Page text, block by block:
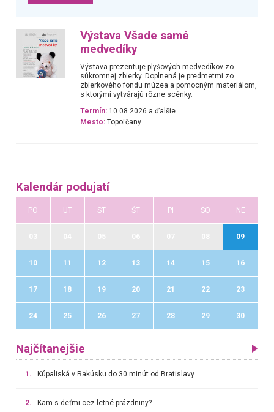
Výstava Všade samé
medvedíky
Výstava prezentuje plyšových medvedíkov zo
súkromnej zbierky. Doplnená je predmetmi zo
zbierkového fondu múzea a pomocným materiálom,
s ktorými vytvárajú rôzne scénky.
Termín: 10.08.2026 a ďalšie
Mesto: Topoľčany
Kalendár podujatí
PO UT ST ŠT PI SO NE
09
10 11 12 13 14 15 16
17 18 19 20 21 22 23
24 25 26 27 28 29 30
Najčítanejšie
1. Kúpaliská v Rakúsku do 30 minút od Bratislavy
2. Kam s deťmi cez letné prázdniny?